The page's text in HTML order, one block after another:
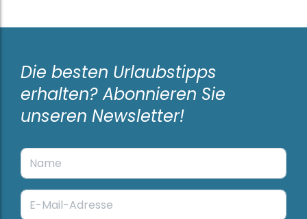
Die besten Urlaubstipps
erhalten? Abonnieren Sie
unseren Newsletter!